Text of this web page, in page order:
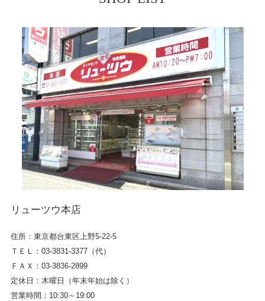
リューツウ本店
住所：東京都台東区上野5-22-5
ＴＥＬ：03-3831-3377（代）
ＦＡＸ：03-3836-2899
定休日：木曜日（年末年始は除く）
営業時間：10:30～19:00